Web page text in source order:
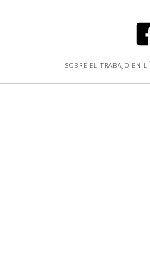
SOBRE EL TRABAJO EN